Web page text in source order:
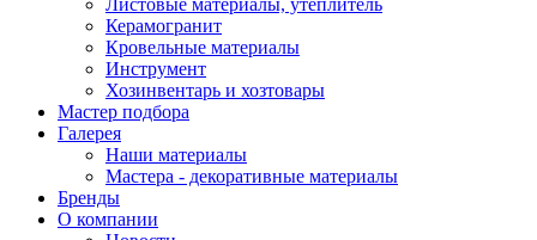
Листовые материалы, утеплитель
Керамогранит
Кровельные материалы
Инструмент
Хозинвентарь и хозтовары
Мастер подбора
Галерея
Наши материалы
Мастера - декоративные материалы
Бренды
О компании